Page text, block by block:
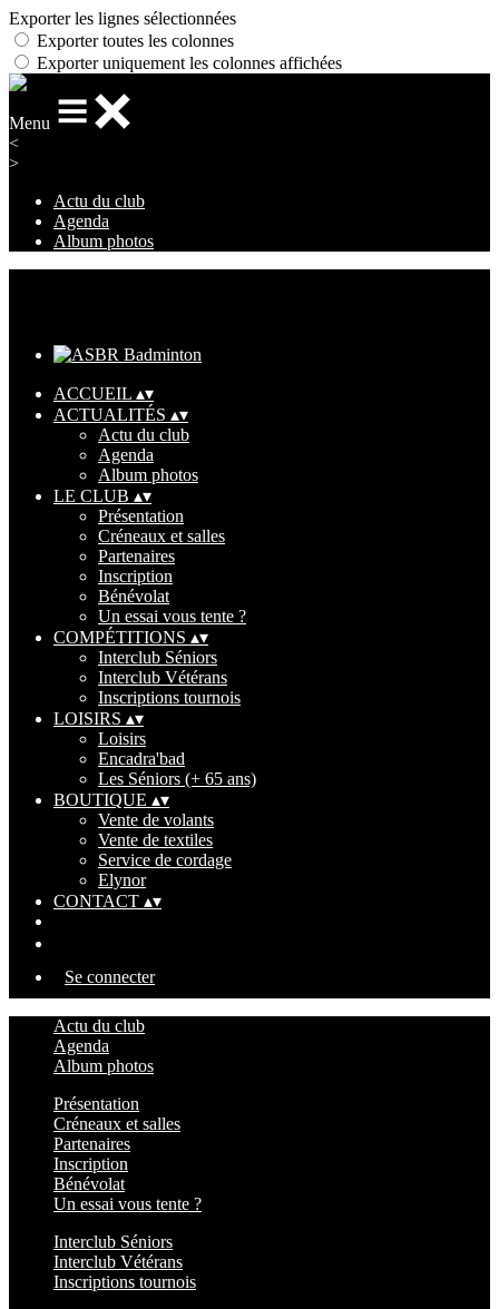
Exporter les lignes sélectionnées
Exporter toutes les colonnes
Exporter uniquement les colonnes affichées
Menu
<
>
Actu du club
Agenda
Album photos
ACCUEIL ▴▾
ACTUALITÉS ▴▾
Actu du club
Agenda
Album photos
LE CLUB ▴▾
Présentation
Créneaux et salles
Partenaires
Inscription
Bénévolat
Un essai vous tente ?
COMPÉTITIONS ▴▾
Interclub Séniors
Interclub Vétérans
Inscriptions tournois
LOISIRS ▴▾
Loisirs
Encadra'bad
Les Séniors (+ 65 ans)
BOUTIQUE ▴▾
Vente de volants
Vente de textiles
Service de cordage
Elynor
CONTACT ▴▾
Se connecter
Actu du club
Agenda
Album photos
Présentation
Créneaux et salles
Partenaires
Inscription
Bénévolat
Un essai vous tente ?
Interclub Séniors
Interclub Vétérans
Inscriptions tournois